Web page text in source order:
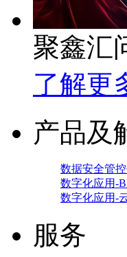
聚鑫汇
了解更
产品及
数据安全管
数字化应用-
数字化应用-
服务